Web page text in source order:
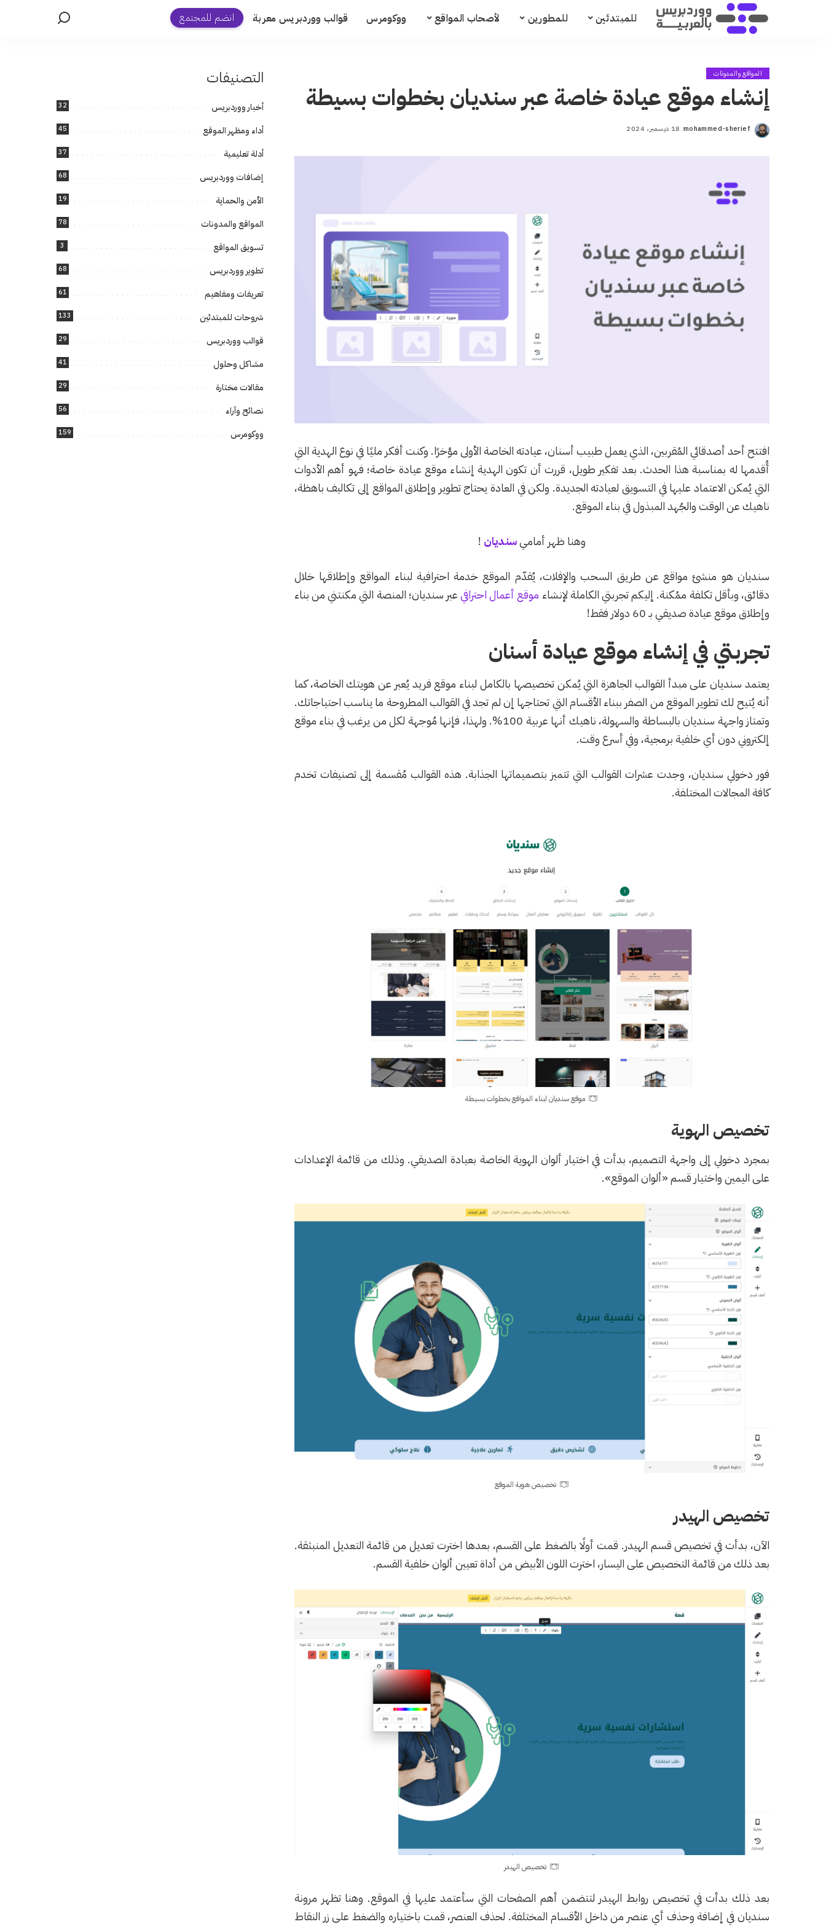
للمبتدئين للمطورين لأصحاب المواقع ووكومرس قوالب ووردبريس معربة انضم للمجتمع
المواقع والمدونات
إنشاء موقع عيادة خاصة عبر سنديان بخطوات بسيطة
Posted
mohammed-sherief 18 ديسمبر، 2024
افتتح أحد أصدقائي المُقربين، الذي يعمل طبيب أسنان، عيادته الخاصة الأولى مؤخرًا. وكنت أفكر مليًا في نوع الهدية التي
أُقدمها له بمناسبة هذا الحدث. بعد تفكير طويل، قررت أن تكون الهدية إنشاء موقع عيادة خاصة؛ فهو أهم الأدوات
التي يُمكن الاعتماد عليها في التسويق لعيادته الجديدة. ولكن في العادة يحتاج تطوير وإطلاق المواقع إلى تكاليف باهظة،
ناهيك عن الوقت والجُهد المبذول في بناء الموقع.
وهنا ظهر أماميسنديان !
سنديان هو منشئ مواقع عن طريق السحب والإفلات، يُقدّم الموقع خدمة احترافية لبناء المواقع وإطلاقها خلال
دقائق، وبأقل تكلفة ممُكنة. إليكم تجربتي الكاملة لإنشاء موقع أعمال احترافيعبر سنديان؛ المنصة التي مكنتني من بناء
وإطلاق موقع عيادة صديقي بـ 60 دولار فقط!
تجربتي في إنشاء موقع عيادة أسنان
يعتمد سنديان على مبدأ القوالب الجاهزة التي يُمكن تخصيصها بالكامل لبناء موقع فريد يُعبر عن هويتك الخاصة، كما
أنه يُتيح لك تطوير الموقع من الصفر ببناء الأقسام التي تحتاجها إن لم تجد في القوالب المطروحة ما يناسب احتياجاتك.
وتمتاز واجهة سنديان بالبساطة والسهولة، ناهيك أنها عربية 100%. ولهذا، فإنها مُوجهة لكل من يرغب في بناء موقع
إلكتروني دون أي خلفية برمجية، وفي أسرع وقت.
فور دخولي سنديان، وجدت عشرات القوالب التي تتميز بتصميماتها الجذابة. هذه القوالب مُقسمة إلى تصنيفات تخدم
كافة المجالات المختلفة.
موقع سنديان لبناء المواقع بخطوات بسيطة
تخصيص الهوية
بمجرد دخولي إلى واجهة التصميم، بدأت في اختيار ألوان الهوية الخاصة بعيادة الصديقي. وذلك من قائمة الإعدادات
على اليمين واختيار قسم «ألوان الموقع».
تخصيص هوية الموقع
تخصيص الهيدر
الآن، بدأت في تخصيص قسم الهيدر. قمت أولًا بالضغط على القسم، بعدها اخترت تعديل من قائمة التعديل المنبثقة.
بعد ذلك من قائمة التخصيص على اليسار، اخترت اللون الأبيض من أداة تعيين ألوان خلفية القسم.
تخصيص الهيدر
بعد ذلك بدأت في تخصيص روابط الهيدر لتتضمن أهم الصفحات التي سأعتمد عليها في الموقع. وهنا تظهر مرونة
سنديان في إضافة وحذف أي عنصر من داخل الأقسام المختلفة. لحذف العنصر، قمت باختياره والضغط على زر النقاط
التصنيفات
أخبار ووردبريس 32
أداء ومظهر الموقع 45
أدلة تعليمية 37
إضافات ووردبريس 68
الأمن والحماية 19
المواقع والمدونات 78
تسويق المواقع 3
تطوير ووردبريس 68
تعريفات ومفاهيم 61
شروحات للمبتدئين 133
قوالب ووردبريس 29
مشاكل وحلول 41
مقالات مختارة 29
نصائح وآراء 56
ووكومرس 159